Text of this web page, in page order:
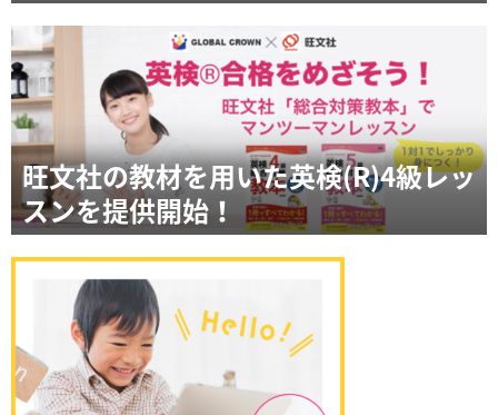
旺文社の教材を用いた英検(R)4級レッ
スンを提供開始！